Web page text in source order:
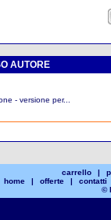
AUTORE
- versione per...
carrello |
home
| offerte |
contatti
©